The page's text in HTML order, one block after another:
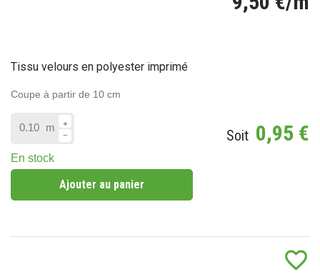
Tissu velours en polyester imprimé
Coupe à partir de 10 cm
m Soit 0,95 €
En stock
Ajouter au panier
favorite_border